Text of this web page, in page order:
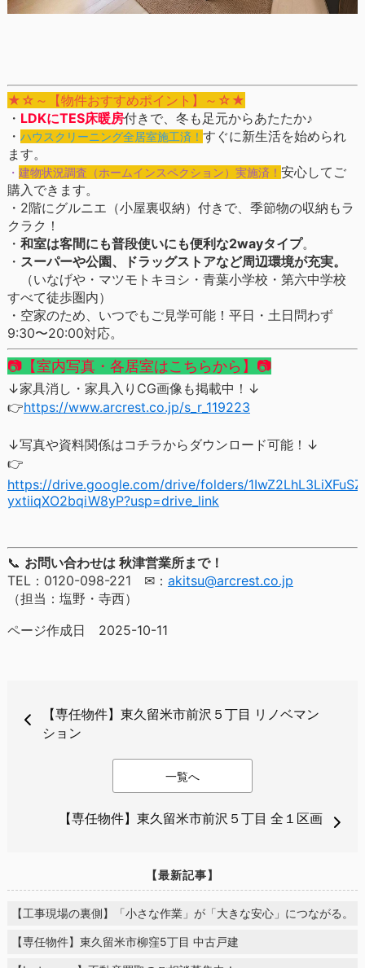
★☆～【物件おすすめポイント】～☆★
・ LDKにTES床暖房付きで、冬も足元からあたたか♪
・ ハウスクリーニング全居室施工済！ すぐに新生活を始められ
ます。
・ 建物状況調査（ホームインスペクション）実施済！ 安心してご
購入できます。
・2階にグルニエ（小屋裏収納）付きで、季節物の収納もラ
クラク！
・ 和室は客間にも普段使いにも便利な2wayタイプ。
・ スーパーや公園、ドラッグストアなど周辺環境が充実。
（いなげや・マツモトキヨシ・青葉小学校・第六中学校
すべて徒歩圏内）
・空家のため、いつでもご見学可能！平日・土日問わず
9:30〜20:00対応。
📷【室内写真・各居室はこちらから】📷
↓家具消し・家具入りCG画像も掲載中！↓
👉https://www.arcrest.co.jp/s_r_119223
↓写真や資料関係はコチラからダウンロード可能！↓
👉
https://drive.google.com/drive/folders/
yxtiiqXO2bqiW8yP?usp=drive_link
📞 お問い合わせは 秋津営業所まで！
TEL：0120-098-221 ✉： akitsu@arcrest.co.jp
（担当：塩野・寺西）
ページ作成日 2025-10-11
【専任物件】東久留米市前沢５丁目 リノベマン
ション
一覧へ
【専任物件】東久留米市前沢５丁目 全１区画
【最新記事】
【工事現場の裏側】「小さな作業」が「大きな安心」につながる。
【専任物件】東久留米市柳窪5丁目 中古戸建